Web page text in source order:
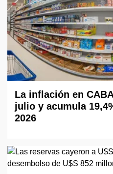
La inflación en
julio y acumula
2026